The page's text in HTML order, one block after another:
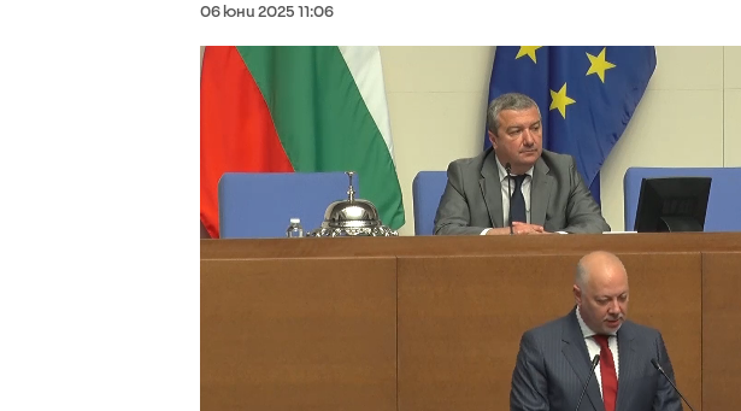
06 юни 2025 11:06